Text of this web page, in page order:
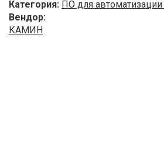
Категория: ПО для
Вендор:
КАМИН